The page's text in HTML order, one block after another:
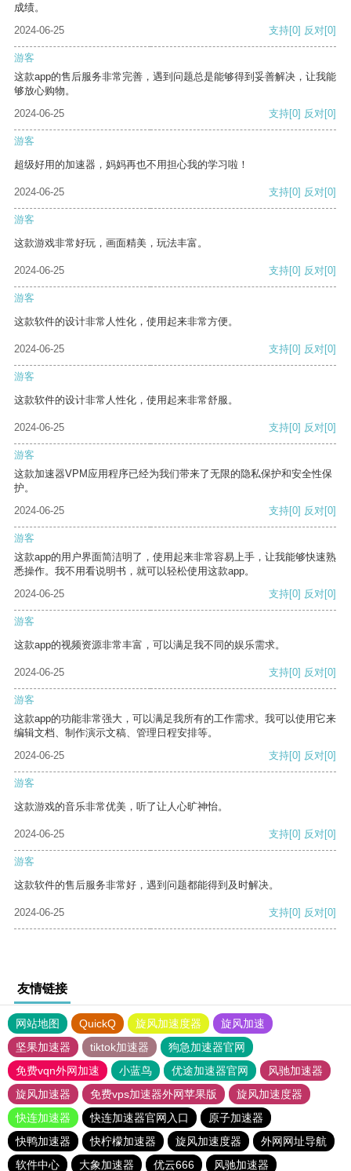
成绩。
2024-06-25
支持[0] 反对[0]
游客
这款app的售后服务非常完善，遇到问题总是能够得到妥善解决，让我能
够放心购物。
2024-06-25
支持[0] 反对[0]
游客
超级好用的加速器，妈妈再也不用担心我的学习啦！
2024-06-25 支持[0] 反对[0]
游客
这款游戏非常好玩，画面精美，玩法丰富。
2024-06-25 支持[0] 反对[0]
游客
这款软件的设计非常人性化，使用起来非常方便。
2024-06-25 支持[0] 反对[0]
游客
这款软件的设计非常人性化，使用起来非常舒服。
2024-06-25 支持[0] 反对[0]
游客
这款加速器VPM应用程序已经为我们带来了无限的隐私保护和安全性保
护。
2024-06-25
支持[0] 反对[0]
游客
这款app的用户界面简洁明了，使用起来非常容易上手，让我能够快速熟
悉操作。我不用看说明书，就可以轻松使用这款app。
2024-06-25
支持[0] 反对[0]
游客
这款app的视频资源非常丰富，可以满足我不同的娱乐需求。
2024-06-25 支持[0] 反对[0]
游客
这款app的功能非常强大，可以满足我所有的工作需求。我可以使用它来
编辑文档、制作演示文稿、管理日程安排等。
2024-06-25
支持[0] 反对[0]
游客
这款游戏的音乐非常优美，听了让人心旷神怡。
2024-06-25 支持[0] 反对[0]
游客
这款软件的售后服务非常好，遇到问题都能得到及时解决。
2024-06-25 支持[0] 反对[0]
友情链接
网站地图 QuickQ 旋风加速度器
旋风加速
坚果加速器
tiktok加速器
狗急加速器官网
免费vqn外网加速
小蓝鸟 优途加速器官网
风驰加速器
旋风加速器
免费vps加速器外网苹果版
旋风加速度器
快连加速器
快连加速器官网入口
原子加速器
快鸭加速器
快柠檬加速器 旋风加速度器
外网网址导航
软件中心
大象加速器 优云666 风驰加速器